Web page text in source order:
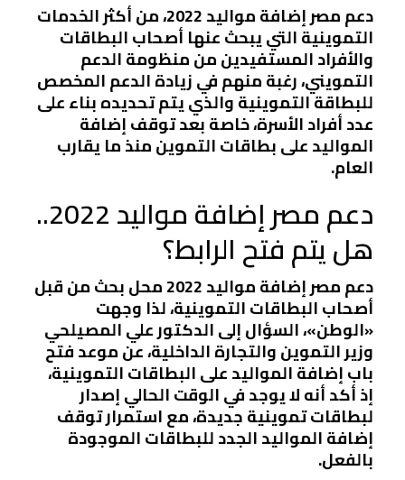
دعم مصر إضافة مواليد 2022، من أكثر الخدمات
التموينية التي يبحث عنها أصحاب البطاقات
والأفراد المستفيدين من منظومة الدعم
التمويني، رغبة منهم في زيادة الدعم المخصص
للبطاقة التموينية والذي يتم تحديده بناء على
عدد أفراد الأسرة، خاصة بعد توقف إضافة
المواليد على بطاقات التموين منذ ما يقارب
العام.
دعم مصر إضافة مواليد 2022..
هل يتم فتح الرابط؟
دعم مصر إضافة مواليد 2022 محل بحث من قبل
أصحاب البطاقات التموينية، لذا وجهت
«الوطن»، السؤال إلى الدكتور علي المصيلحي
وزير التموين والتجارة الداخلية، عن موعد فتح
باب إضافة المواليد على البطاقات التموينية،
إذ أكد أنه لا يوجد في الوقت الحالي إصدار
لبطاقات تموينية جديدة، مع استمرار توقف
إضافة المواليد الجدد للبطاقات الموجودة
بالفعل.